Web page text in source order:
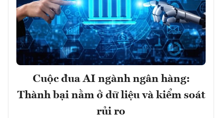
Cuộc đua AI ngành ngân hàng:
Thành bại nằm ở dữ liệu và kiểm soát
rủi ro